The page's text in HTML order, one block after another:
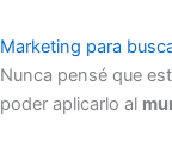
Marketing para
Nunca pensé que
poder aplicarlo al